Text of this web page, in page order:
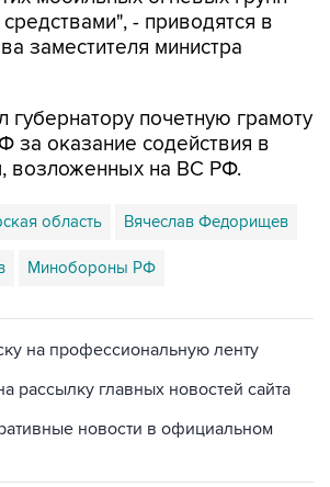
- приводятся в
заместителя министра
губернатору почетную грамоту
оказание содействия в
возложенных на ВС РФ.
область Вячеслав Федорищев
Минобороны РФ
на профессиональную ленту
рассылку главных новостей сайта
новости в официальном